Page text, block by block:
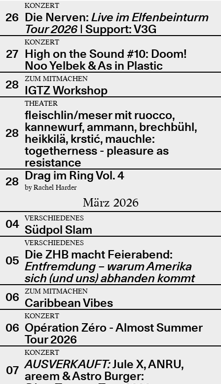
26
KONZERT
Die Nerven: Live im Elfenbeinturm
Tour 2026| Support: V3G
27
KONZERT
High on the Sound #10: Doom!
Noo Yelbek & As in Plastic
28
ZUM MITMACHEN
IGTZ Workshop
28
THEATER
fleischlin/meser mit ruocco,
kannewurf, ammann, brechbühl,
heikkilä, krstić, mauchle:
togetherness - pleasure as
resistance
28 Drag im Ring Vol. 4
by Rachel Harder
März 2026
04 VERSCHIEDENES
Südpol Slam
05
VERSCHIEDENES
Die ZHB macht Feierabend:
Entfremdung – warum Amerika
sich (und uns) abhanden kommt
06
ZUM MITMACHEN
Caribbean Vibes
06
KONZERT
Opération Zéro - Almost Summer
Tour 2026
07
KONZERT
AUSVERKAUFT:Jule X, ANRU,
areem & Astro Burger: